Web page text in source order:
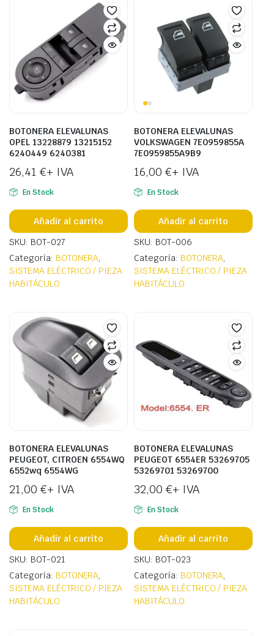
BOTONERA ELEVALUNAS
OPEL 13228879 13215152
6240449 6240381
26,41 €+ IVA
En Stock
Añadir al carrito
SKU: BOT-027
Categoría: BOTONERA,
SISTEMA ELÉCTRICO / PIEZA
HABITÁCULO
BOTONERA ELEVALUNAS
VOLKSWAGEN 7E0959855A
7E0959855A9B9
16,00 €+ IVA
En Stock
Añadir al carrito
SKU: BOT-006
Categoría: BOTONERA,
SISTEMA ELÉCTRICO / PIEZA
HABITÁCULO
BOTONERA ELEVALUNAS
PEUGEOT, CITROEN 6554WQ
6552wq 6554WG
21,00 €+ IVA
En Stock
Añadir al carrito
SKU: BOT-021
Categoría: BOTONERA,
SISTEMA ELÉCTRICO / PIEZA
HABITÁCULO
BOTONERA ELEVALUNAS
PEUGEOT 6554ER 53269705
53269701 53269700
32,00 €+ IVA
En Stock
Añadir al carrito
SKU: BOT-023
Categoría: BOTONERA,
SISTEMA ELÉCTRICO / PIEZA
HABITÁCULO